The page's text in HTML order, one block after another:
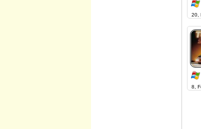
20,
8,